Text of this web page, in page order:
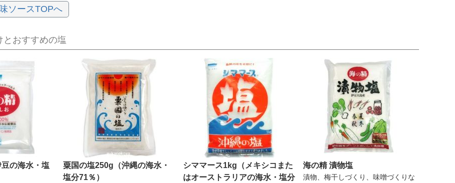
ソースTOPへ
とおすすめの塩
の海水・塩
粟国の塩250g（沖縄の海水・
塩分71％）
シママース1kg（メキシコまた
はオーストラリアの海水・塩分
海の精 漬物塩
漬物、梅干しづくり、味噌づくりな